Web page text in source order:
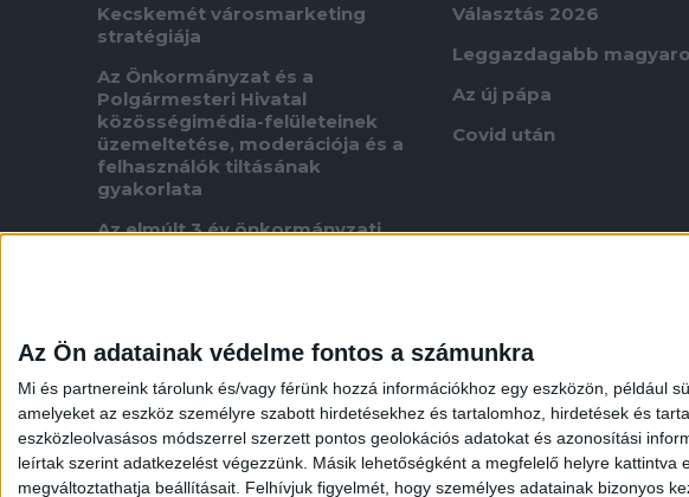
Az Ön adatainak védelme fontos a számunkra
Mi és partnereink tárolunk és/vagy férünk hozzá információkhoz egy eszközön, például
amelyeket az eszköz személyre szabott hirdetésekhez és tartalomhoz, hirdetések és
eszközleolvasásos módszerrel szerzett pontos geolokációs adatokat és azonosítási
leírtak szerint adatkezelést végezzünk. Másik lehetőségként a megfelelő helyre
megváltoztathatja beállításait. Felhívjuk figyelmét, hogy személyes adatainak bizonyos
Kecskemét városmarketing
stratégiája
Az Önkormányzat és a
Polgármesteri Hivatal
közösségimédia-felületeinek
üzemeltetése, moderációja és a
felhasználók tiltásának
gyakorlata
Az elmúlt 3 év önkormányzati
ügyében indított szigorú
vizsgálatok eredménye
Adatigénylés fűnyírási ütemtervről
Neres oligarcha koncessziója
Választás 2026
Leggazdagabb
Az új pápa
Covid után